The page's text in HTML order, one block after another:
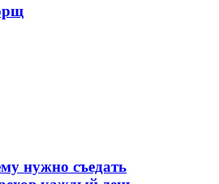
нужно съедать